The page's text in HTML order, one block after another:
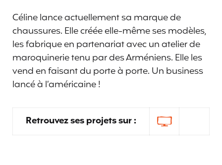
Céline lance actuellement sa marque de
chaussures. Elle créée elle-même ses modèles,
les fabrique en partenariat avec un atelier de
maroquinerie tenu par des Arméniens. Elle les
vend en faisant du porte à porte. Un business
lancé à l’américaine !
Retrouvez ses projets sur :